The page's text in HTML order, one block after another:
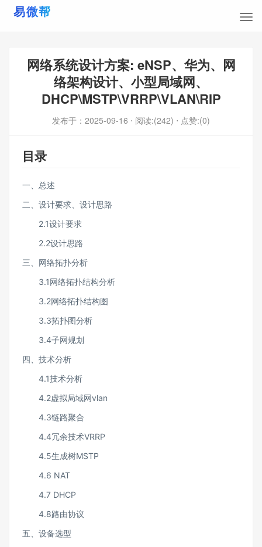
网络系统设计方案: eNSP、华为、网
络架构设计、小型局域网、
DHCP\MSTP\VRRP\VLAN\RIP
发布于： 2025-09-16 ⋅ 阅读:(242) ⋅ 点赞:(0)
目录
一、总述
二、设计要求、设计思路
2.1设计要求
2.2设计思路
三、网络拓扑分析
3.1网络拓扑结构分析
3.2网络拓扑结构图
3.3拓扑图分析
3.4子网规划
四、技术分析
4.1技术分析
4.2虚拟局域网vlan
4.3链路聚合
4.4冗余技术VRRP
4.5生成树MSTP
4.6 NAT
4.7 DHCP
4.8路由协议
五、设备选型